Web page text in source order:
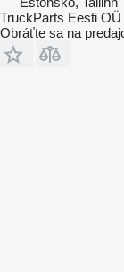
TruckParts Eesti OÜ
Obráťte sa na